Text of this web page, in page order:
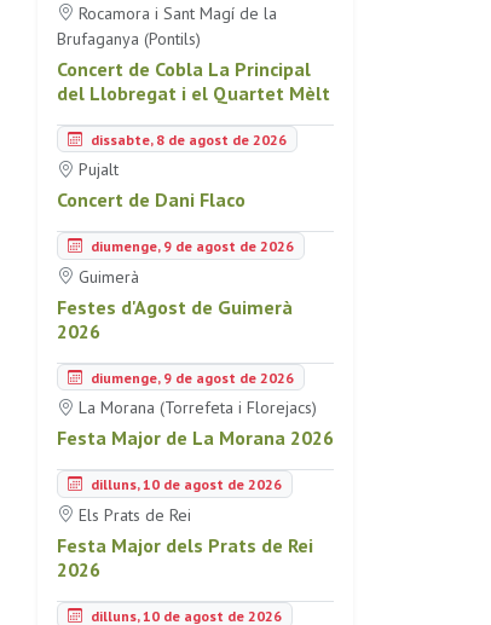
Rocamora i Sant Magí de la
Brufaganya (Pontils)
Concert de Cobla La Principal
del Llobregat i el Quartet Mèlt
dissabte, 8 de agost de 2026
Pujalt
Concert de Dani Flaco
diumenge, 9 de agost de 2026
Guimerà
Festes d'Agost de Guimerà
2026
diumenge, 9 de agost de 2026
La Morana (Torrefeta i Florejacs)
Festa Major de La Morana 2026
dilluns, 10 de agost de 2026
Els Prats de Rei
Festa Major dels Prats de Rei
2026
dilluns, 10 de agost de 2026